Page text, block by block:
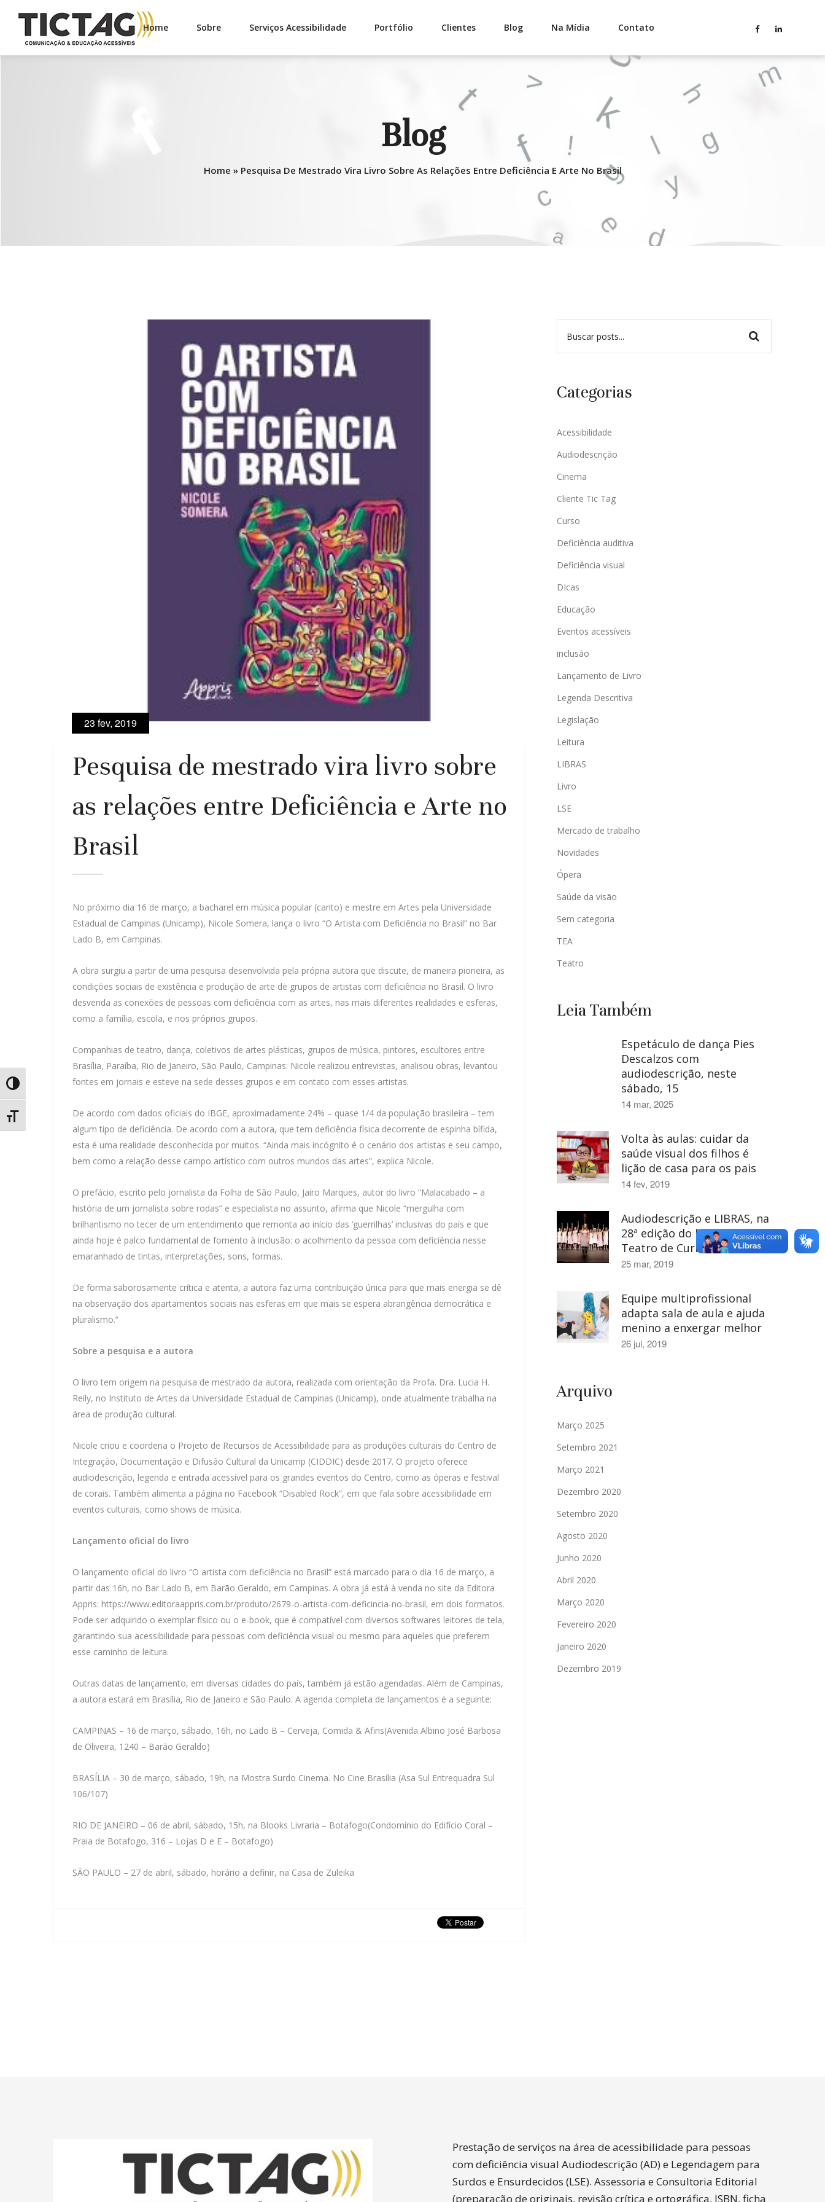
Alternar Alto Contraste
Alternar Tamanho da Fonte
Home Sobre Serviços Acessibilidade Portfólio Clientes Blog Na Mídia Contato
Blog
Home » Pesquisa De Mestrado Vira Livro Sobre As Relações Entre Deficiência E Arte No Brasil
23 fev, 2019
Pesquisa de mestrado vira livro sobre
as relações entre Deficiência e Arte no
Brasil
No próximo dia 16 de março, a bacharel em música popular (canto) e mestre em Artes pela Universidade
Estadual de Campinas (Unicamp), Nicole Somera, lança o livro “O Artista com Deficiência no Brasil” no Bar
Lado B, em Campinas.
A obra surgiu a partir de uma pesquisa desenvolvida pela própria autora que discute, de maneira pioneira, as
condições sociais de existência e produção de arte de grupos de artistas com deficiência no Brasil. O livro
desvenda as conexões de pessoas com deficiência com as artes, nas mais diferentes realidades e esferas,
como a família, escola, e nos próprios grupos.
Companhias de teatro, dança, coletivos de artes plásticas, grupos de música, pintores, escultores entre
Brasília, Paraíba, Rio de Janeiro, São Paulo, Campinas: Nicole realizou entrevistas, analisou obras, levantou
fontes em jornais e esteve na sede desses grupos e em contato com esses artistas.
De acordo com dados oficiais do IBGE, aproximadamente 24% – quase 1/4 da população brasileira – tem
algum tipo de deficiência. De acordo com a autora, que tem deficiência física decorrente de espinha bífida,
esta é uma realidade desconhecida por muitos. “Ainda mais incógnito é o cenário dos artistas e seu campo,
bem como a relação desse campo artístico com outros mundos das artes”, explica Nicole.
O prefácio, escrito pelo jornalista da Folha de São Paulo, Jairo Marques, autor do livro “Malacabado – a
história de um jornalista sobre rodas” e especialista no assunto, afirma que Nicole “mergulha com
brilhantismo no tecer de um entendimento que remonta ao início das ‘guerrilhas’ inclusivas do país e que
ainda hoje é palco fundamental de fomento à inclusão: o acolhimento da pessoa com deficiência nesse
emaranhado de tintas, interpretações, sons, formas.
De forma saborosamente crítica e atenta, a autora faz uma contribuição única para que mais energia se dê
na observação dos apartamentos sociais nas esferas em que mais se espera abrangência democrática e
pluralismo.”
Sobre a pesquisa e a autora
O livro tem origem na pesquisa de mestrado da autora, realizada com orientação da Profa. Dra. Lucia H.
Reily, no Instituto de Artes da Universidade Estadual de Campinas (Unicamp), onde atualmente trabalha na
área de produção cultural.
Nicole criou e coordena o Projeto de Recursos de Acessibilidade para as produções culturais do Centro de
Integração, Documentação e Difusão Cultural da Unicamp (CIDDIC) desde 2017. O projeto oferece
audiodescrição, legenda e entrada acessível para os grandes eventos do Centro, como as óperas e festival
de corais. Também alimenta a página no Facebook “Disabled Rock”, em que fala sobre acessibilidade em
eventos culturais, como shows de música.
Lançamento oficial do livro
O lançamento oficial do livro “O artista com deficiência no Brasil” está marcado para o dia 16 de março, a
partir das 16h, no Bar Lado B, em Barão Geraldo, em Campinas. A obra já está à venda no site da Editora
Appris: https://www.editoraappris.com.br/produto/2679-o-artista-com-deficincia-no-brasil, em dois formatos.
Pode ser adquirido o exemplar físico ou o e-book, que é compatível com diversos softwares leitores de tela,
garantindo sua acessibilidade para pessoas com deficiência visual ou mesmo para aqueles que preferem
esse caminho de leitura.
Outras datas de lançamento, em diversas cidades do país, também já estão agendadas. Além de Campinas,
a autora estará em Brasília, Rio de Janeiro e São Paulo. A agenda completa de lançamentos é a seguinte:
CAMPINAS – 16 de março, sábado, 16h, no Lado B – Cerveja, Comida & Afins(Avenida Albino José Barbosa
de Oliveira, 1240 – Barão Geraldo)
BRASÍLIA – 30 de março, sábado, 19h, na Mostra Surdo Cinema. No Cine Brasília (Asa Sul Entrequadra Sul
106/107)
RIO DE JANEIRO – 06 de abril, sábado, 15h, na Blooks Livraria – Botafogo(Condomínio do Edifício Coral –
Praia de Botafogo, 316 – Lojas D e E – Botafogo)
SÃO PAULO – 27 de abril, sábado, horário a definir, na Casa de Zuleika
Categorias
Acessibilidade
Audiodescrição
Cinema
Cliente Tic Tag
Curso
Deficiência auditiva
Deficiência visual
DIcas
Educação
Eventos acessíveis
inclusão
Lançamento de Livro
Legenda Descritiva
Legislação
Leitura
LIBRAS
Livro
LSE
Mercado de trabalho
Novidades
Ópera
Saúde da visão
Sem categoria
TEA
Teatro
Leia Também
Espetáculo de dança Pies
Descalzos com
audiodescrição, neste
sábado, 15
14 mar, 2025
Volta às aulas: cuidar da
saúde visual dos filhos é
lição de casa para os pais
14 fev, 2019
Audiodescrição e LIBRAS, na
28ª edição do Festival de
Teatro de Curitiba
25 mar, 2019
Equipe multiprofissional
adapta sala de aula e ajuda
menino a enxergar melhor
26 jul, 2019
Arquivo
Março 2025
Setembro 2021
Março 2021
Dezembro 2020
Setembro 2020
Agosto 2020
Junho 2020
Abril 2020
Março 2020
Fevereiro 2020
Janeiro 2020
Dezembro 2019
Prestação de serviços na área de acessibilidade para pessoas
com deficiência visual Audiodescrição (AD) e Legendagem para
Surdos e Ensurdecidos (LSE). Assessoria e Consultoria Editorial
(preparação de originais, revisão crítica e ortográfica, ISBN, ficha